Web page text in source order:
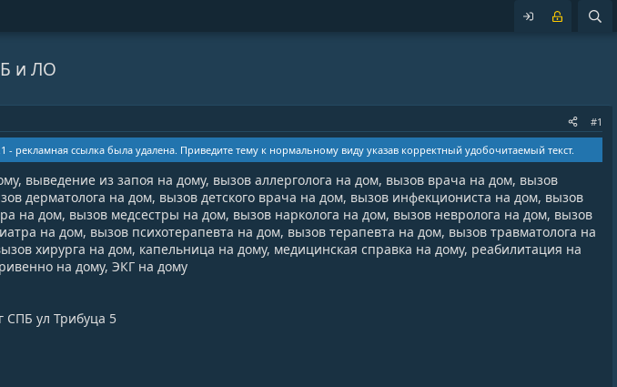
и ЛО
#1
- рекламная ссылка была удалена. Приведите тему к нормальному виду указав корректный удобочитаемый текст.
выведение из запоя на дому, вызов аллерголога на дом, вызов врача на дом, вызов
дерматолога на дом, вызов детского врача на дом, вызов инфекциониста на дом, вызов
на дом, вызов медсестры на дом, вызов нарколога на дом, вызов невролога на дом, вызов
на дом, вызов психотерапевта на дом, вызов терапевта на дом, вызов травматолога на
хирурга на дом, капельница на дому, медицинская справка на дому, реабилитация на
на дому, ЭКГ на дому
ул Трибуца 5